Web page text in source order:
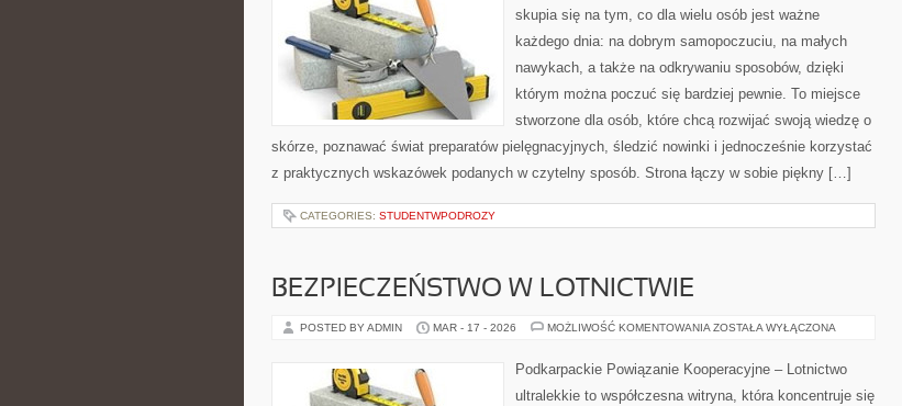
skupia się na tym, co dla wielu osób jest ważne
każdego dnia: na dobrym samopoczuciu, na małych
nawykach, a także na odkrywaniu sposobów, dzięki
którym można poczuć się bardziej pewnie. To miejsce
stworzone dla osób, które chcą rozwijać swoją wiedzę o
skórze, poznawać świat preparatów pielęgnacyjnych, śledzić nowinki i jednocześnie korzystać
z praktycznych wskazówek podanych w czytelny sposób. Strona łączy w sobie piękny […]
CATEGORIES: STUDENTWPODROZY
BEZPIECZEŃSTWO W LOTNICTWIE
POSTED BY ADMIN MAR - 17 - 2026 MOŻLIWOŚĆ KOMENTOWANIA BEZPIECZEŃSTWO
ZOSTAŁA WYŁĄCZONA
Podkarpackie Powiązanie Kooperacyjne – Lotnictwo
ultralekkie to współczesna witryna, która koncentruje się